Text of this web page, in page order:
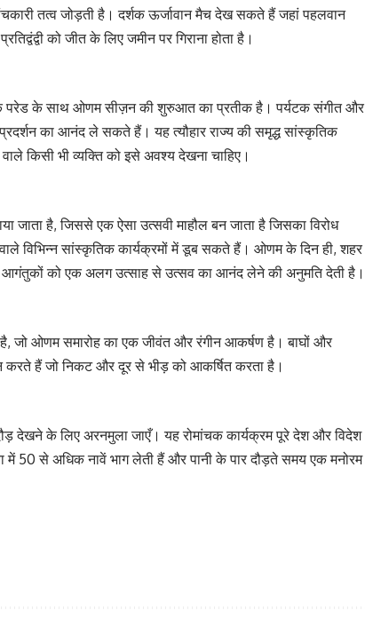
तत्व जोड़ती है। दर्शक ऊर्जावान मैच देख सकते हैं जहां पहलवान
को जीत के लिए जमीन पर गिराना होता है।
परेड के साथ ओणम सीज़न की शुरुआत का प्रतीक है। पर्यटक संगीत और
का आनंद ले सकते हैं। यह त्यौहार राज्य की समृद्ध सांस्कृतिक
किसी भी व्यक्ति को इसे अवश्य देखना चाहिए।
जाता है, जिससे एक ऐसा उत्सवी माहौल बन जाता है जिसका विरोध
विभिन्न सांस्कृतिक कार्यक्रमों में डूब सकते हैं। ओणम के दिन ही, शहर
आगंतुकों को एक अलग उत्साह से उत्सव का आनंद लेने की अनुमति देती है।
जो ओणम समारोह का एक जीवंत और रंगीन आकर्षण है। बाघों और
करते हैं जो निकट और दूर से भीड़ को आकर्षित करता है।
देखने के लिए अरनमुला जाएँ। यह रोमांचक कार्यक्रम पूरे देश और विदेश
में 50 से अधिक नावें भाग लेती हैं और पानी के पार दौड़ते समय एक मनोरम